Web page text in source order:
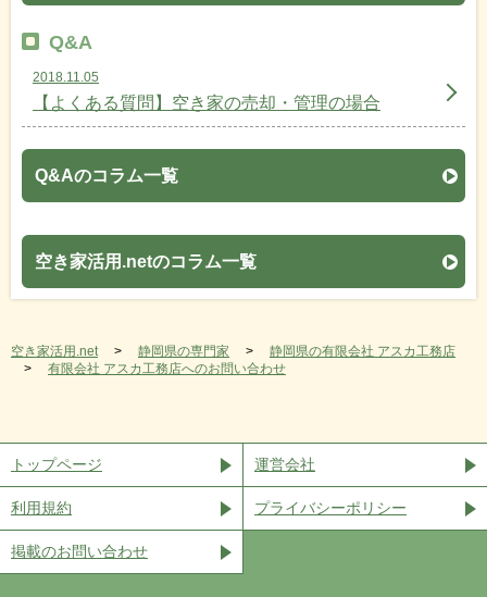
Q&A
2018.11.05
【よくある質問】空き家の売却・管理の場合
Q&Aのコラム一覧
空き家活用.netのコラム一覧
空き家活用.net 静岡県の専門家
静岡県の有限会社 アスカ工務店
有限会社 アスカ工務店へのお問い合わせ
トップページ 運営会社
利用規約 プライバシーポリシー
掲載のお問い合わせ